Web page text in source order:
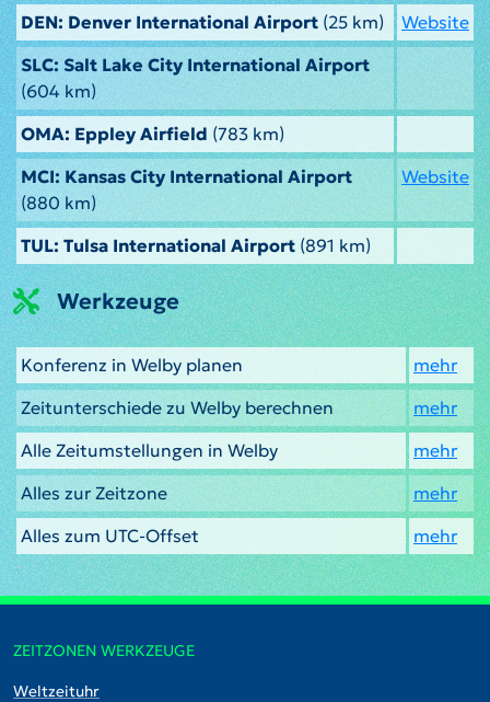
DEN: Denver International Airport (25 km)
Website
SLC: Salt Lake City International Airport
(604 km)
OMA: Eppley Airfield (783 km)
MCI: Kansas City International Airport
(880 km)
Website
TUL: Tulsa International Airport (891 km)
Werkzeuge
Konferenz in Welby planen
mehr
Zeitunterschiede zu Welby berechnen
mehr
Alle Zeitumstellungen in Welby
mehr
Alles zur Zeitzone
mehr
Alles zum UTC-Offset
mehr
ZEITZONEN WERKZEUGE
Weltzeituhr